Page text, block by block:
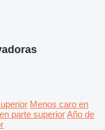
Menos caro en
parte superiorAño de